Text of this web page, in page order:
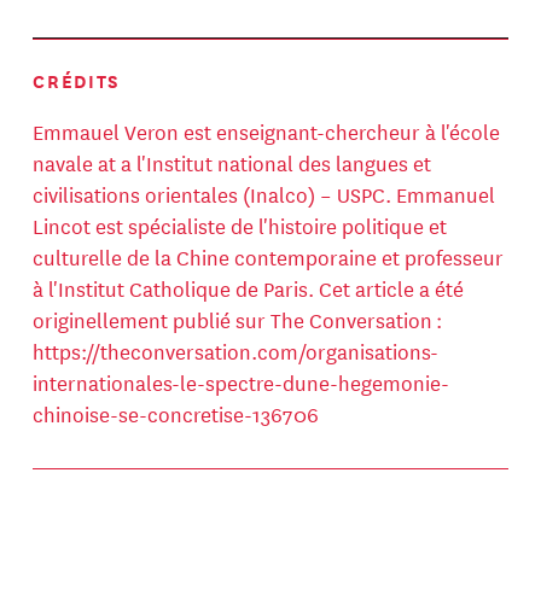
CRÉDITS
Emmauel Veron est enseignant-chercheur à l'école
navale at a l'Institut national des langues et
civilisations orientales (Inalco) – USPC. Emmanuel
Lincot est spécialiste de l'histoire politique et
culturelle de la Chine contemporaine et professeur
à l'Institut Catholique de Paris. Cet article a été
originellement publié sur The Conversation :
https://theconversation.com/organisations-
internationales-le-spectre-dune-hegemonie-
chinoise-se-concretise-136706